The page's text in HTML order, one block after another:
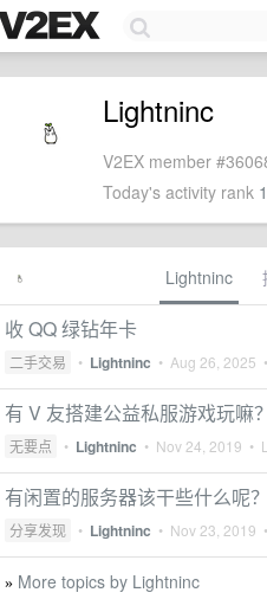
Lightninc
V2EX member
Today's activity rank
Lightninc
收 QQ 绿钻年卡
二手交易 • Lightninc • Aug 26, 2025
有 V 友搭建公益私服游戏玩嘛？
无要点 • Lightninc • Nov 24, 2019 •
有闲置的服务器该干些什么呢？
分享发现 • Lightninc • Nov 23, 2019
» More topics by Lightninc